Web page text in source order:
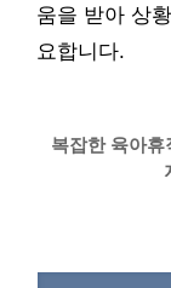
움을 받아 상
요합니다.
복잡한 육아